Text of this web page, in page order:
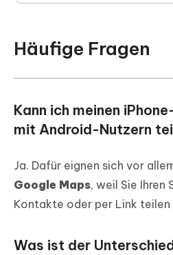
Häufige Fragen
Kann ich meinen
mit Android-Nutzern
Ja. Dafür eignen sich vor
Google Maps, weil Sie
Kontakte oder per Link teilen
Was ist der